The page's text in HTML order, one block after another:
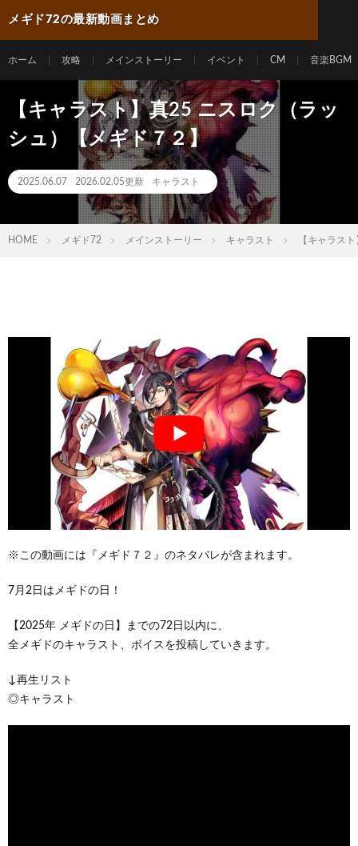
メギド72の最新動画まとめ
ホーム 攻略 メインストーリー イベント CM 音楽BGM
【キャラスト】真25 ニスロク（ラッ
シュ）【メギド７２】
2025.06.07 2026.02.05更新 キャラスト
HOME メギド72 メインストーリー キャラスト 【キャラス
※この動画には『メギド７２』のネタバレが含まれます。
7月2日はメギドの日！
【2025年 メギドの日】までの72日以内に、
全メギドのキャラスト、ボイスを投稿していきます。
↓再生リスト
◎キャラスト